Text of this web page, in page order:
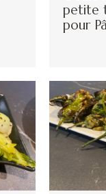
petite
pour